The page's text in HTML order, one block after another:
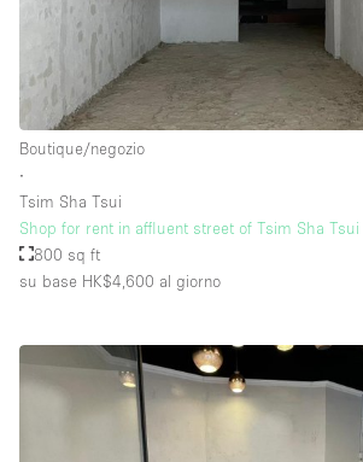
Boutique/negozio
∙
Tsim Sha Tsui
Shop for rent in affluent street of Tsim Sha Tsui
800 sq ft
su base HK$4,600 al giorno